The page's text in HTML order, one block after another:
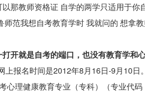
那教师资格证 自学的两学只适用于你
师范我想自考教育学时 我就问的 想拿
开就是自考的端口，也没有教育学和
报名时间是2012年8月16日-9月10日。
心理健康教育专业（专科）（专业代